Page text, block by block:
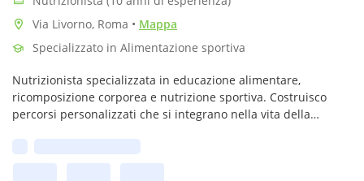
Via Livorno, Roma • Mappa
Specializzato in Alimentazione sportiva
Nutrizionista specializzata in educazione alimentare,
ricomposizione corporea e nutrizione sportiva. Costruisco
percorsi personalizzati che si integrano nella vita della